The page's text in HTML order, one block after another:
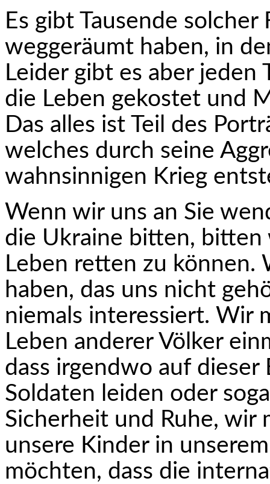
Es gibt Tausende
weggeräumt haben, in
Leider gibt es aber jeden
die Leben gekostet und
Das alles ist Teil des
welches durch seine
wahnsinnigen Krieg
Wenn wir uns an Sie
die Ukraine bitten,
Leben retten zu können.
haben, das uns nicht
niemals interessiert. Wir
Leben anderer Völker
dass irgendwo auf dieser
Soldaten leiden oder
Sicherheit und Ruhe, wir
unsere Kinder in
möchten, dass die